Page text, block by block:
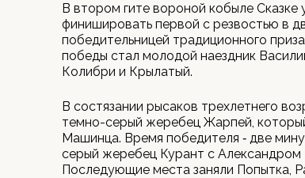
В втором гите вороной кобыле Сказке
финишировать первой с резвостью в
победительницей традиционного
победы стал молодой наездник
Колибри и Крылатый.
В состязании рысаков трехлетнего
темно-серый жеребец Жарпей,
Машинца. Время победителя ‑ две
серый жеребец Курант с
Последующие места заняли Попытка,